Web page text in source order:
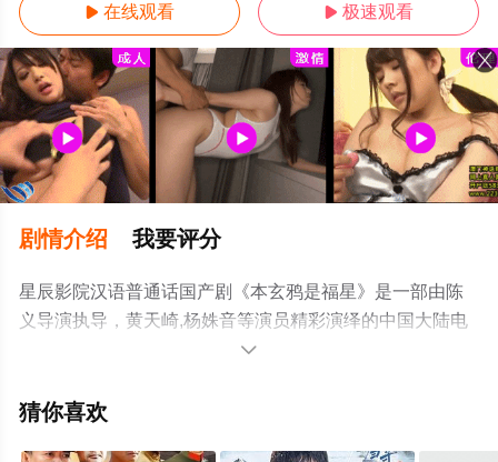
 在线观看  极速观看
剧情介绍 我要评分
星辰影院汉语普通话国产剧《本玄鸦是福星》是一部由陈
义导演执导，黄天崎,杨姝音等演员精彩演绎的中国大陆电
视剧，大结局剧情已揭晓（1-27全集），手机免费观看高
情可移步至豆瓣电视剧、电视猫或剧情网等平台了解。

猜你喜欢